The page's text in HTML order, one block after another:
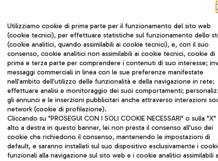
Utilizziamo cookie di prima parte per il funzionamento del sito web
(cookie tecnici), per effettuare statistiche sul funzionamento dello
(cookie analitici, quando assimilabili ai cookie tecnici), e, con il suo
consenso, cookie analitici non assimilabili ai cookie tecnici, cookie di
prima e terza parte per comprendere i contenuti di suo interesse;
messaggi commerciali in linea con le sue preferenze manifestate
nell'ambito dell'utilizzo delle funzionalità e della navigazione in rete;
effettuare analisi e monitoraggio dei suoi comportamenti;
gli annunci e le inserzioni pubblicitari anche attraverso interazioni
network (cookie di profilazione).
Cliccando su "PROSEGUI CON I SOLI COOKIE NECESSARI" o sulla "X"
alto a destra in questo banner, lei non presta il consenso all'uso dei
cookie che richiedono il consenso, mantenendo le impostazioni di
default, e saranno installati sul suo dispositivo esclusivamente i
funzionali alla navigazione sul sito web e i cookie analitici assimilabili